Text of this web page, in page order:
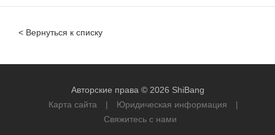
< Вернуться к списку
Авторские права © 2026 ShiBang
Карта сайта
| Юридическая информация
|
Свяжитесь с нами